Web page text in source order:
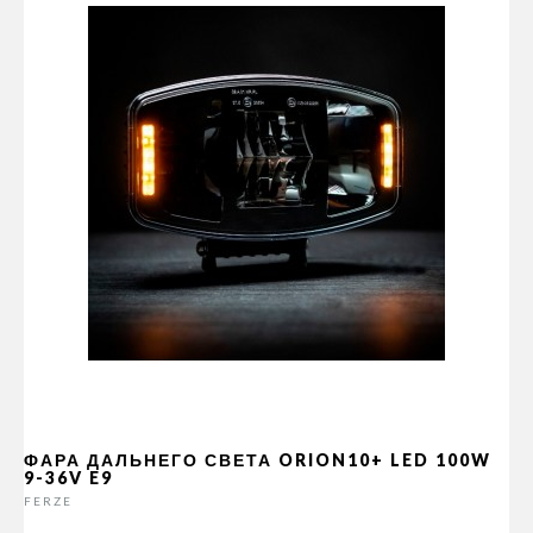
ФАРА ДАЛЬНЕГО СВЕТА ORION10+ LED 100W
9-36V E9
FERZE